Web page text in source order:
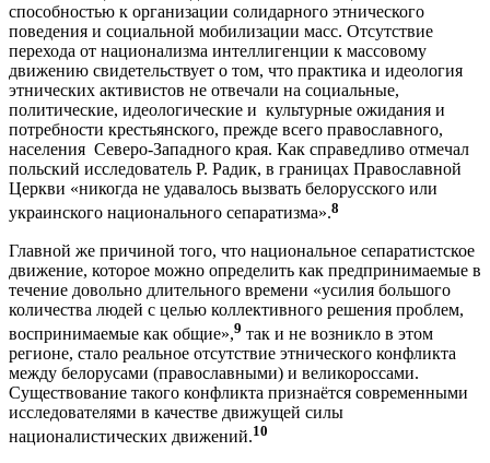
способностью к организации солидарного этнического
поведения и социальной мобилизации масс. Отсутствие
перехода от национализма интеллигенции к массовому
движению свидетельствует о том, что практика и идеология
этнических активистов не отвечали на социальные,
политические, идеологические и культурные ожидания и
потребности крестьянского, прежде всего православного,
населения Северо-Западного края. Как справедливо отмечал
польский исследователь Р. Радик, в границах Православной
Церкви «никогда не удавалось вызвать белорусского или
украинского национального сепаратизма».8
Главной же причиной того, что национальное сепаратистское
движение, которое можно определить как предпринимаемые в
течение довольно длительного времени «усилия большого
количества людей с целью коллективного решения проблем,
воспринимаемые как общие»,9 так и не возникло в этом
регионе, стало реальное отсутствие этнического конфликта
между белорусами (православными) и великороссами.
Существование такого конфликта признаётся современными
исследователями в качестве движущей силы
националистических движений.10